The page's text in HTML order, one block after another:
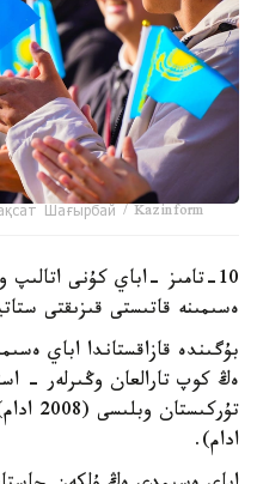
Шағырбай / Kazinform
10-تامىز -اباي كۇنى
ەسىمىنە قاتىستى قىزىقتى
ادام).